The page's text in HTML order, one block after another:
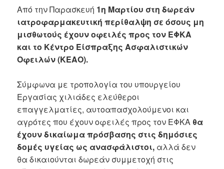
Από την Παρασκευή 1η Μαρτίου στη δωρεάν
ιατροφαρμακευτική περίθαλψη σε όσους μη
μισθωτούς έχουν οφειλές προς τον ΕΦΚΑ
και το Κέντρο Είσπραξης Ασφαλιστικών
Οφειλών (ΚΕΑΟ).
Σύμφωνα με τροπολογία του υπουργείου
Εργασίας χιλιάδες ελεύθεροι
επαγγελματίες, αυτοαπασχολούμενοι και
αγρότες που έχουν οφειλές προς τον ΕΦΚΑ θα
έχουν δικαίωμα πρόσβασης στις δημόσιες
δομές υγείας ως ανασφάλιστοι, αλλά δεν
θα δικαιούνται δωρεάν συμμετοχή στις